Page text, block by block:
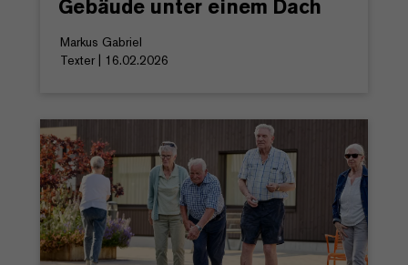
Gebäude unter einem Dach
Markus Gabriel
Texter | 16.02.2026